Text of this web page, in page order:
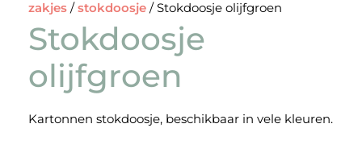
zakjes /stokdoosje / Stokdoosje olijfgroen
Stokdoosje
olijfgroen
Kartonnen stokdoosje, beschikbaar in vele kleuren.